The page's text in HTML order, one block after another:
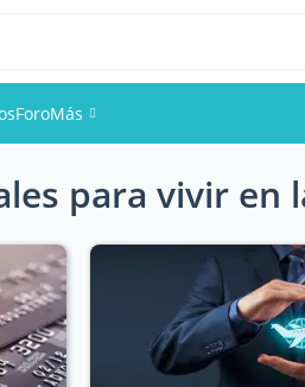
ForoMás
Eventos
Miembros
Fotos
para vivir en